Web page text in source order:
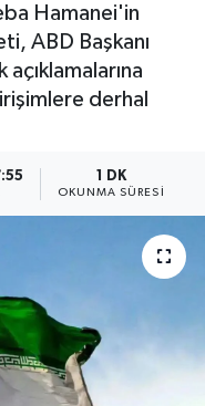
Hamanei'in
ABD Başkanı
derhal
1 DK
OKUNMA SÜRESI